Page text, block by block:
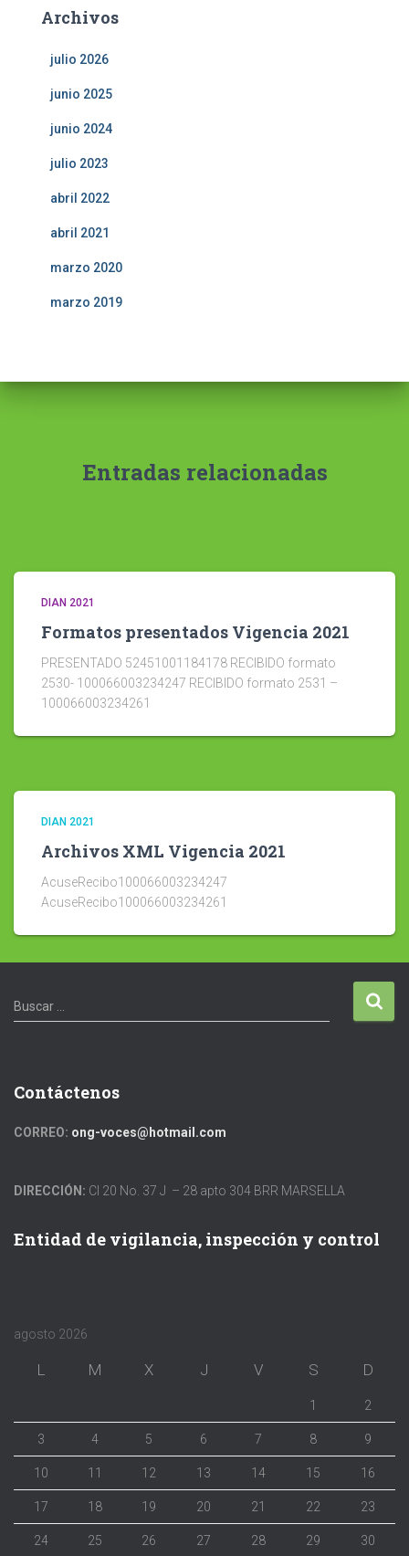
rArchivos
julio 2026
junio 2025
junio 2024
julio 2023
abril 2022
abril 2021
marzo 2020
marzo 2019
Entradas relacionadas
DIAN 2021
Formatos presentados Vigencia 2021
PRESENTADO 52451001184178 RECIBIDO formato
2530- 100066003234247 RECIBIDO formato 2531 –
100066003234261
DIAN 2021
Archivos XML Vigencia 2021
AcuseRecibo100066003234247
AcuseRecibo100066003234261
B
u
r
Buscar …
Contáctenos
CORREO: ong-voces@hotmail.com
DIRECCIÓN: Cl 20 No. 37 J – 28 apto 304 BRR MARSELLA
Entidad de vigilancia, inspección y control
agosto 2026
L M X J V S D
1 2
3 4 5 6 7 8 9
10 11 12 13 14 15 16
17 18 19 20 21 22 23
24 25 26 27 28 29 30